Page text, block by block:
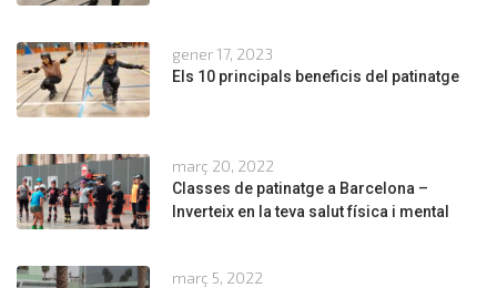
gener 17, 2023
Els 10 principals beneficis del patinatge
març 20, 2022
Classes de patinatge a Barcelona –
Inverteix en la teva salut física i mental
març 5, 2022